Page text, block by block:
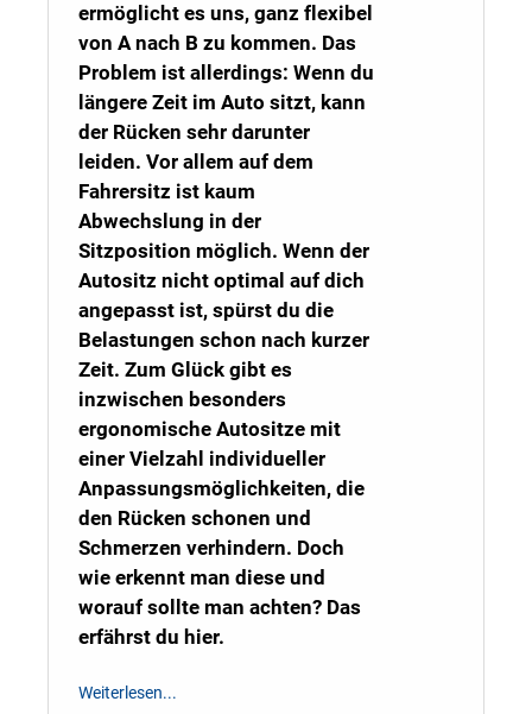
ermöglicht es uns, ganz flexibel
von A nach B zu kommen. Das
Problem ist allerdings: Wenn du
längere Zeit im Auto sitzt, kann
der Rücken sehr darunter
leiden. Vor allem auf dem
Fahrersitz ist kaum
Abwechslung in der
Sitzposition möglich. Wenn der
Autositz nicht optimal auf dich
angepasst ist, spürst du die
Belastungen schon nach kurzer
Zeit. Zum Glück gibt es
inzwischen besonders
ergonomische Autositze mit
einer Vielzahl individueller
Anpassungsmöglichkeiten, die
den Rücken schonen und
Schmerzen verhindern. Doch
wie erkennt man diese und
worauf sollte man achten? Das
erfährst du hier.
Weiterlesen...